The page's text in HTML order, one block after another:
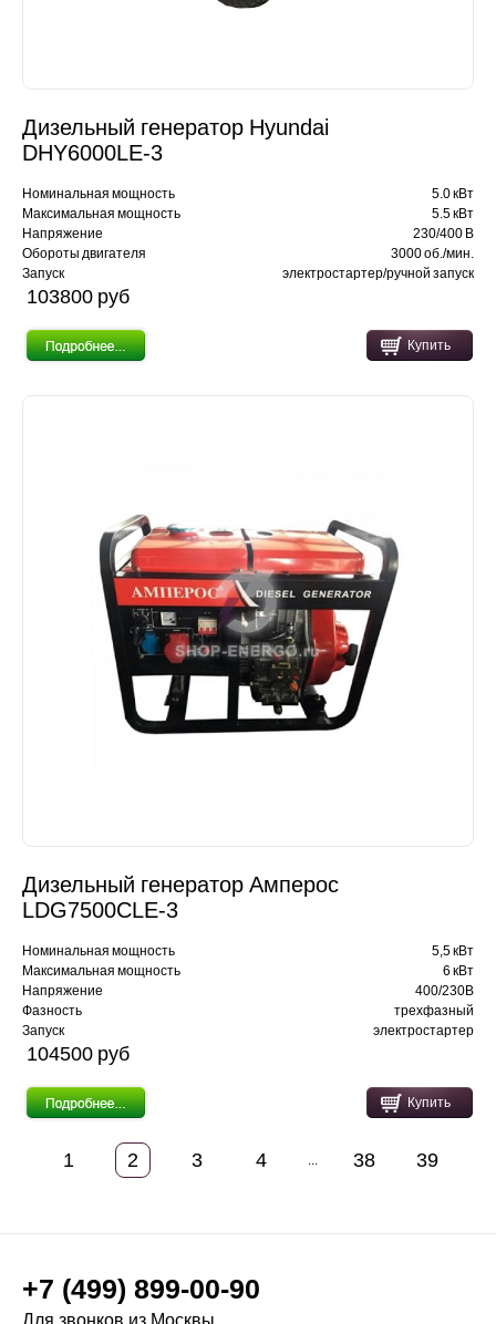
Дизельный генератор Hyundai
DHY6000LE-3
Номинальная мощность
5.0 кВт
Максимальная мощность
5.5 кВт
Напряжение
230/400 В
Обороты двигателя
3000 об./мин.
Запуск
электростартер/ручной запуск
103800 pуб
Купить
Дизельный генератор Амперос
LDG7500СLE-3
Номинальная мощность
5,5 кВт
Максимальная мощность
6 кВт
Напряжение
400/230В
Фазность
трехфазный
Запуск
электростартер
104500 pуб
Купить
1 2 3 4 38 39
+7 (499) 899-00-90
Для звонков из Москвы